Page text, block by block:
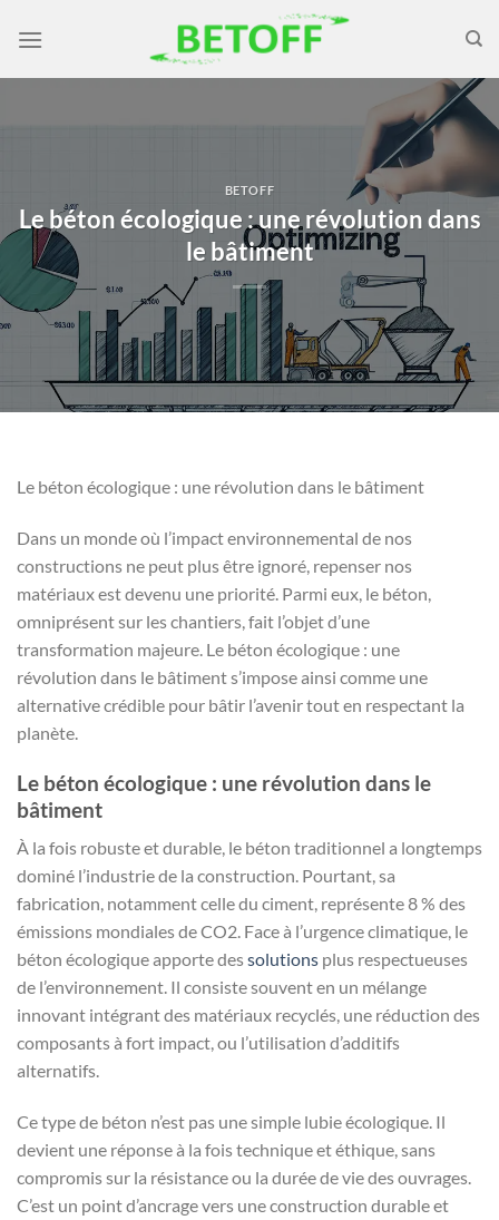
BETOFF
Le béton écologique : une révolution dans
le bâtiment
Le béton écologique : une révolution dans le bâtiment
Dans un monde où l’impact environnemental de nos
constructions ne peut plus être ignoré, repenser nos
matériaux est devenu une priorité. Parmi eux, le béton,
omniprésent sur les chantiers, fait l’objet d’une
transformation majeure. Le béton écologique : une
révolution dans le bâtiment s’impose ainsi comme une
alternative crédible pour bâtir l’avenir tout en respectant la
planète.
Le béton écologique : une révolution dans le
bâtiment
À la fois robuste et durable, le béton traditionnel a longtemps
dominé l’industrie de la construction. Pourtant, sa
fabrication, notamment celle du ciment, représente 8 % des
émissions mondiales de CO2. Face à l’urgence climatique, le
béton écologique apporte dessolutions plus respectueuses
de l’environnement. Il consiste souvent en un mélange
innovant intégrant des matériaux recyclés, une réduction des
composants à fort impact, ou l’utilisation d’additifs
alternatifs.
Ce type de béton n’est pas une simple lubie écologique. Il
devient une réponse à la fois technique et éthique, sans
compromis sur la résistance ou la durée de vie des ouvrages.
C’est un point d’ancrage vers une construction durable et